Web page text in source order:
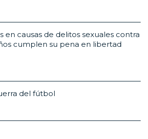
en causas de delitos sexuales contra
cumplen su pena en libertad
del fútbol